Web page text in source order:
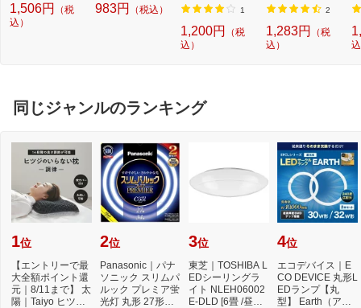
GR-Z [アナログ]
1,506円
（税
込）
983円 （税込）
ログ]
1
1,200円
（税
込）
2
1,283円
（税
込）
同じジャンルのランキング
1位
【エントリーで最
大全額ポイント還
元｜8/11まで】 太
陽｜Taiyo ヒツジ
2位
Panasonic｜パナ
ソニック スリムパ
ルック プレミア蛍
光灯 丸形 27形＋3
3位
東芝｜TOSHIBA L
EDシーリングラ
イト NLEH06002
E-DLD [6畳 /昼光
4位
エコデバイス｜E
CO DEVICE 丸形L
EDランプ【丸
型】 Earth（アー